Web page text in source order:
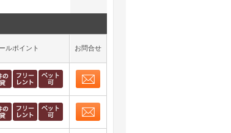
ルポイント お問合せ